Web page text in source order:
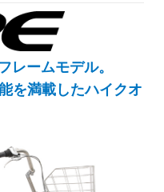
レームモデル。
を満載したハイクオ